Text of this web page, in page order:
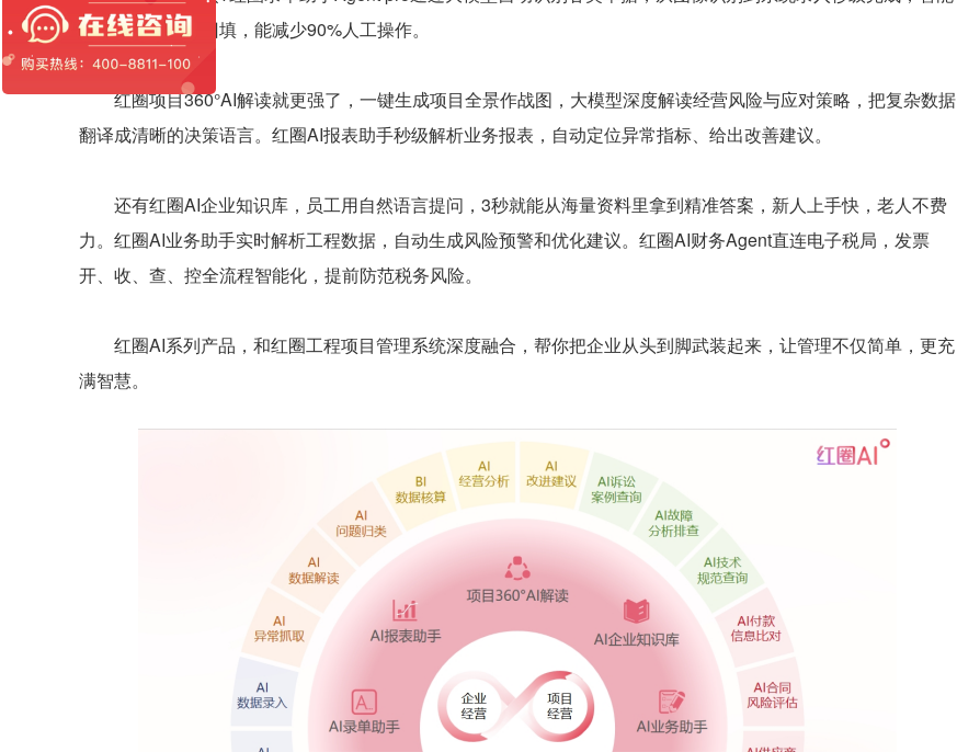
提取关键字段并回填，能减少90%人工操作。
红圈项目360°AI解读就更强了，一键生成项目全景作战图，大模型深度解读经营风险与应对策略，把复杂数据
翻译成清晰的决策语言。红圈AI报表助手秒级解析业务报表，自动定位异常指标、给出改善建议。
还有红圈AI企业知识库，员工用自然语言提问，3秒就能从海量资料里拿到精准答案，新人上手快，老人不费
力。红圈AI业务助手实时解析工程数据，自动生成风险预警和优化建议。红圈AI财务Agent直连电子税局，发票
开、收、查、控全流程智能化，提前防范税务风险。
红圈AI系列产品，和红圈工程项目管理系统深度融合，帮你把企业从头到脚武装起来，让管理不仅简单，更充
满智慧。